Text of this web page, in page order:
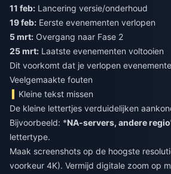
11 feb: Lancering versie/onderhoud
19 feb: Eerste evenementen verlopen
5 mrt: Overgang naar Fase 2
25 mrt: Laatste evenementen voltooien
Dit voorkomt dat je verlopen
Veelgemaakte fouten
Kleine tekst missen
De kleine lettertjes verduidelijken
Bijvoorbeeld: *NA-servers, andere
lettertype.
Maak screenshots op de hoogste
voorkeur 4K). Vermijd digitale zoom op